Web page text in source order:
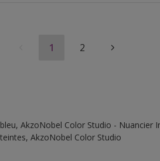
1 2
AkzoNobel Color Studio - Nuancier
AkzoNobel Color Studio